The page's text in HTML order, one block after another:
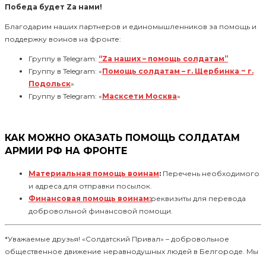
Победа будет Zа нами!
Благодарим наших партнеров и единомышленников за помощь и
поддержку воинов на фронте:
Группу в Telegram: “Zа наших – помощь солдатам”
Группу в Telegram: «Помощь солдатам – г. Щербинка ~ г.
Подольск»
Группу в Telegram: «Mасксети Москва»
КАК МОЖНО ОКАЗАТЬ ПОМОЩЬ СОЛДАТАМ
АРМИИ РФ НА ФРОНТЕ
Материальная помощь воинам: Перечень необходимого
и адреса для отправки посылок.
Финансовая помощь воинам:реквизиты для перевода
добровольной финансовой помощи.
*Уважаемые друзья! «Солдатский Привал» – добровольное
общественное движение неравнодушных людей в Белгороде. Мы